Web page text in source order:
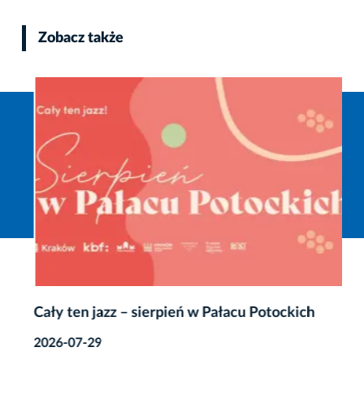
Zobacz także
Cały ten jazz – sierpień w Pałacu Potockich
2026-07-29